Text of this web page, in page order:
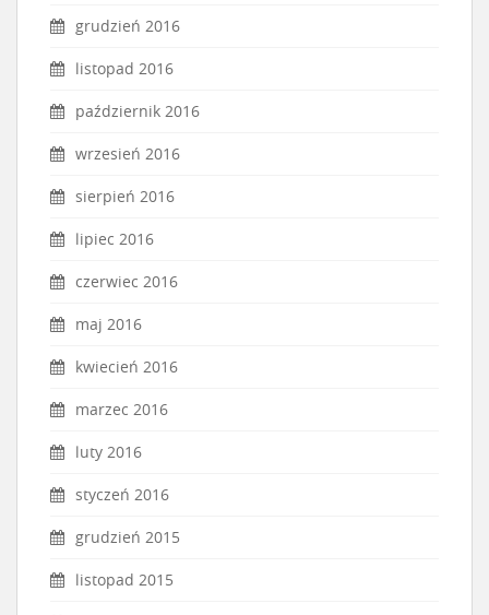
grudzień 2016
listopad 2016
październik 2016
wrzesień 2016
sierpień 2016
lipiec 2016
czerwiec 2016
maj 2016
kwiecień 2016
marzec 2016
luty 2016
styczeń 2016
grudzień 2015
listopad 2015